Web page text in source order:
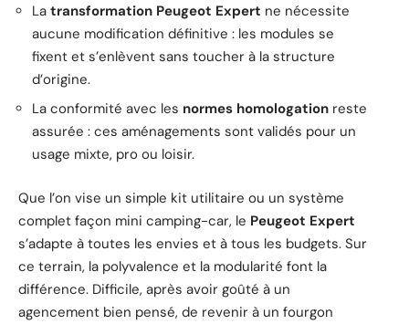
La transformation Peugeot Expert ne nécessite
aucune modification définitive : les modules se
fixent et s’enlèvent sans toucher à la structure
d’origine.
La conformité avec les normes homologation reste
assurée : ces aménagements sont validés pour un
usage mixte, pro ou loisir.
Que l’on vise un simple kit utilitaire ou un système
complet façon mini camping-car, le Peugeot Expert
s’adapte à toutes les envies et à tous les budgets. Sur
ce terrain, la polyvalence et la modularité font la
différence. Difficile, après avoir goûté à un
agencement bien pensé, de revenir à un fourgon